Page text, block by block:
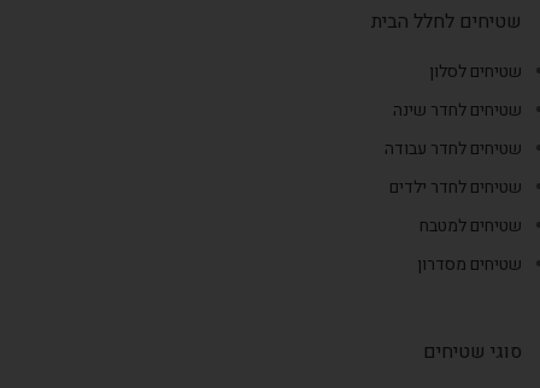
שטיחים לחלל הבית
שטיחים לסלון
שטיחים לחדר שינה
שטיחים לחדר עבודה
שטיחים לחדר ילדים
שטיחים למטבח
שטיחים מסדרון
סוגי שטיחים